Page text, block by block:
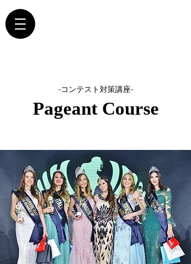
-コンテスト対策講座-
Pageant Course